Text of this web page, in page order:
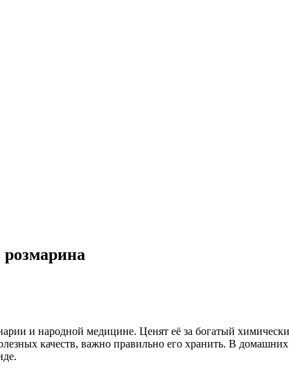
и народной медицине. Ценят её за богатый
качеств, важно правильно его хранить. В